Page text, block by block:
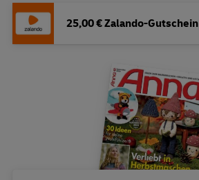
25,00 € Zalando-Gutschein